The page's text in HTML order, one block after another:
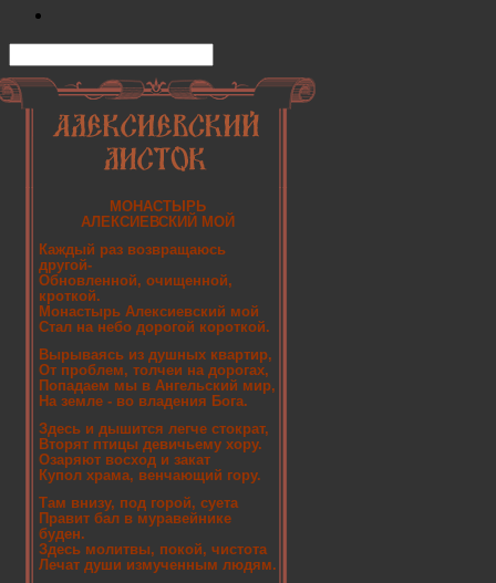
МОНАСТЫРЬ
АЛЕКСИЕВСКИЙ МОЙ
Каждый раз возвращаюсь
другой-
Обновленной, очищенной,
кроткой.
Монастырь Алексиевский мой
Стал на небо дорогой короткой.
Вырываясь из душных квартир,
От проблем, толчеи на дорогах,
Попадаем мы в Ангельский мир,
На земле - во владения Бога.
Здесь и дышится легче стократ,
Вторят птицы девичьему хору.
Озаряют восход и закат
Купол храма, венчающий гору.
Там внизу, под горой, суета
Правит бал в муравейнике
буден.
Здесь молитвы, покой, чистота
Лечат души измученным людям.